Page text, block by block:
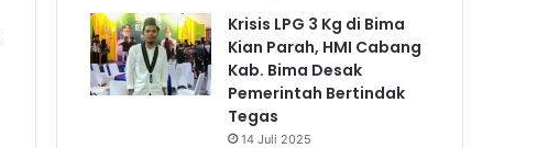
Krisis LPG 3 Kg di Bima
Kian Parah, HMI Cabang
Kab. Bima Desak
Pemerintah Bertindak
Tegas
14 Juli 2025